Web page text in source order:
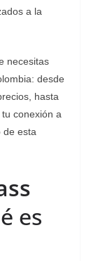
a la
necesitas
desde
hasta
conexión a
de esta
es